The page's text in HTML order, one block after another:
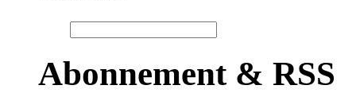
Abonnement & RSS